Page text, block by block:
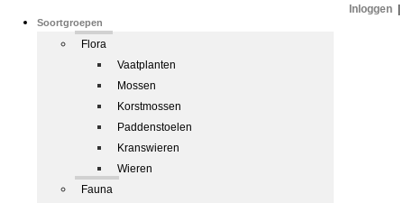
Soortgroepen
Flora
Vaatplanten
Mossen
Korstmossen
Paddenstoelen
Kranswieren
Wieren
Fauna
Inloggen